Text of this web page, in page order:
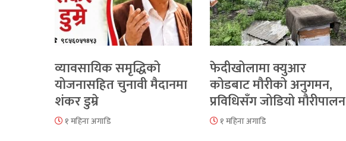
व्यावसायिक समृद्धिको
योजनासहित चुनावी मैदानमा
शंकर डुम्रे
१ महिना अगाडि
फेदीखोलामा क्युआर
कोडबाट मौरीको अनुगमन,
प्रविधिसँग जोडियो मौरीपालन
१ महिना अगाडि